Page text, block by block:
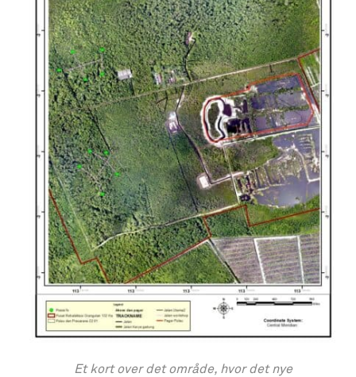
Et kort over det område, hvor det nye